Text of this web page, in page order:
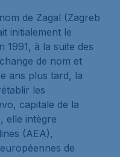
de Zagal (Zagreb
initialement le
1991, à la suite des
de nom et
ans plus tard, la
les
capitale de la
elle intègre
(AEA),
de